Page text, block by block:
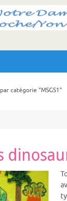
catégorie "MSGS1"